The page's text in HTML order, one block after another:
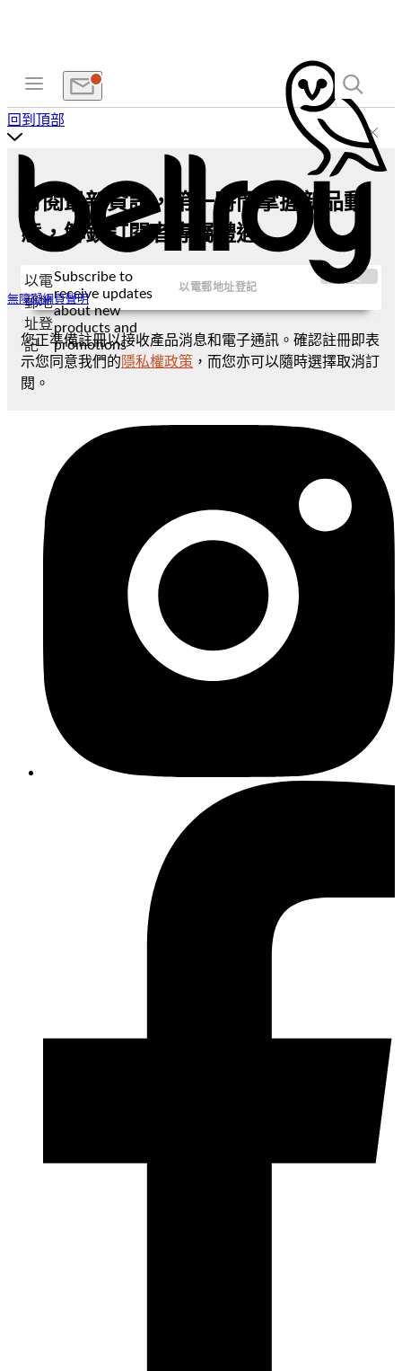
無障礙網頁聲明
回到頂部
訂閱最新資訊，第一時間掌握新品動
態，解鎖訂閱者專屬禮遇
以電
郵地
址登
記
Subscribe to
receive updates
about new
products and
promotions
提交
您正準備註冊以接收產品消息和電子通訊。確認註冊即表
示您同意我們的 隱私權政策 ，而您亦可以隨時選擇取消訂
閱。